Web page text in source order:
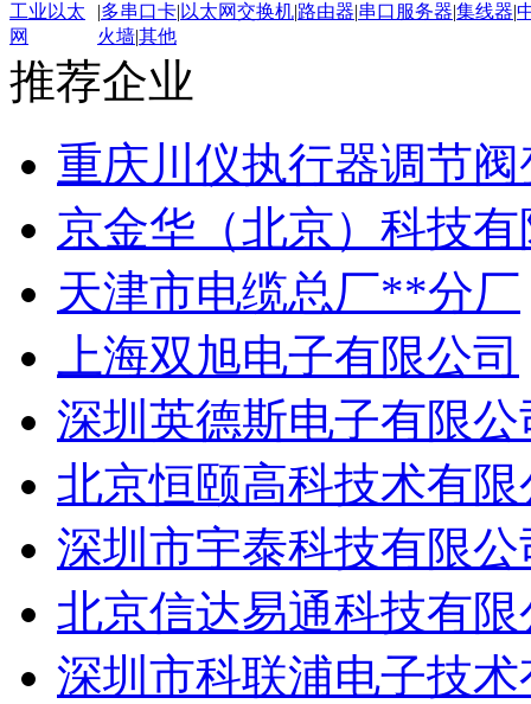
工业以太
网
|多串口卡| 以太网交换机|路由器|串口服务器|集线器|
火墙|其他
推荐企业
重庆川仪执行器调节
京金华（北京）科技
天津市电缆总厂**分厂
上海双旭电子有限公司
深圳英德斯电子有限公
北京恒颐高科技术有限
深圳市宇泰科技有限公
北京信达易通科技有限
深圳市科联浦电子技